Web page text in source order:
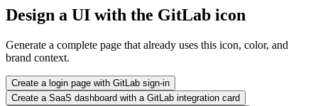
Design a UI with the GitLab icon
Generate a complete page that already uses this icon, color, and
brand context.
Create a login page with GitLab sign-in
Create a SaaS dashboard with a GitLab integration card